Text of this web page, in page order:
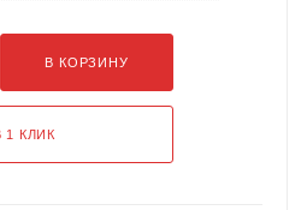
В КОРЗИНУ
1 КЛИК